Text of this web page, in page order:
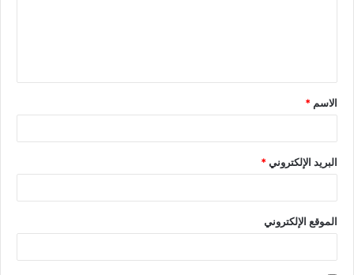
الاسم *
البريد الإلكتروني*
الموقع الإلكتروني